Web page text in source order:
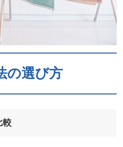
の選び方
較